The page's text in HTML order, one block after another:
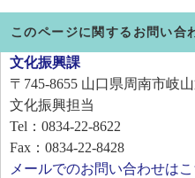
このページに関するお問い合
文化振興課
〒745-8655 山口県周南市岐
文化振興担当
Tel：0834-22-8622
Fax：0834-22-8428
メールでのお問い合わせはこ